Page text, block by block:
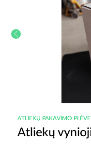
ATLIEKŲ PAKAVIMO
Atliekų